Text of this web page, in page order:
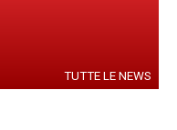
TUTTE LE NEWS